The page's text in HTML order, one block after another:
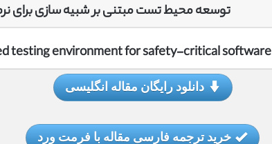
توسعه محیط تست مبتنی بر شبیه سازی برای
testing environment for safety-critical software
دانلود رایگان مقاله انگلیسی
خرید ترجمه فارسی مقاله با فرمت ورد